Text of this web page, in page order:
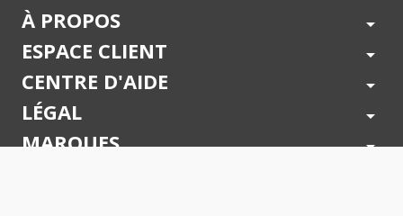
À PROPOS arrow_drop_down
ESPACE CLIENT arrow_drop_down
CENTRE D'AIDE arrow_drop_down
LÉGAL arrow_drop_down
MARQUES arrow_drop_down